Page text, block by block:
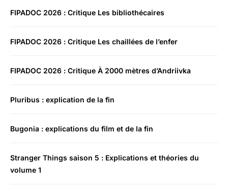
FIPADOC 2026 : Critique Les bibliothécaires
FIPADOC 2026 : Critique Les chaillées de l’enfer
FIPADOC 2026 : Critique À 2000 mètres d’Andriivka
Pluribus : explication de la fin
Bugonia : explications du film et de la fin
Stranger Things saison 5 : Explications et théories du
volume 1